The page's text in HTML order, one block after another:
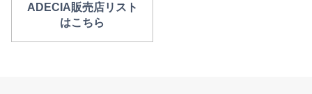
ADECIA販売店リスト
はこちら